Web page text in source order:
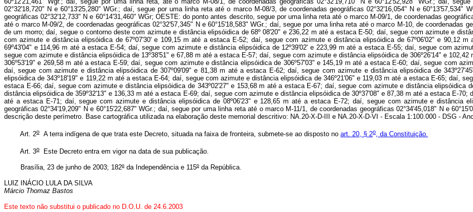
02°32'18,720" N e 60°13'25,280" WGr.; daí, segue por uma linha reta até o marco M-08/3, de coordenadas geográficas 02°32'16,054" N e
geográficas 02°32'12,733" N e 60°14'31,460" WGr; OESTE: do ponto antes descrito, segue por uma linha reta até o marco M-09/1, de coordenadas
até o marco M-09/2, de coordenadas geográficas 02°32'57,345" N e 60°15'18,583" WGr.; daí, segue por uma linha reta até o marco M-10, de coordenadas
de um morro; daí, segue o contorno deste com azimute e distância elipsóidica de 68º 08'20" e 236,22 m até a estaca E-50; daí, segue com azimute e
com azimute e distância elipsóidica de 67º07'30' e 109,15 m até a estaca E-52; daí, segue com azimute e distância elipsóidica de 67º06'02" e 90,12
69º43'04" e 114,96 m até a estaca E-54; daí, segue com azimute e distância elipsóidica de 12º39'02' e 223,99 m até a estaca E-55; daí, segue com
segue com azimute e distância elipsóidica de 13º38'51" e 67,88 m até a estaca E-57; daí, segue com azimute e distância elipsóidica de 306º26'14" e
306º53'19" e 269,58 m até a estaca E-59; daí, segue com azimute e distância elipsóidica de 306º57'03" e 145,19 m até a estaca E-60; daí, segue com
daí, segue com azimute e distância elipsóidica de 307º09'09" e 81,38 m até a estaca E-62; daí, segue com azimute e distância elipsóidica de
elipsóidica de 343º18'19" e 119,22 m até a estaca E-64; daí, segue com azimute e distância elipsóidica de 346º21'06" e 119,03 m até a estaca E-65; daí,
estaca E-66; daí, segue com azimute e distância elipsóidica de 343º02'27" e 153,68 m até a estaca E-67; daí, segue com azimute e distância elipsóidica
distância elipsóidica de 359º32'13" e 136,33 m até a estaca E-69; daí, segue com azimute e distância elipsóidica de 30º37'08" e 87,38 m até a estaca E-
até a estaca E-71; daí, segue com azimute e distância elipsóidica de 08º06'23" e 128,65 m até a estaca E-72; daí, segue com azimute e distância
geográficas 02°34'19,209" N e 60°15'22,687" WGr.; daí, segue por uma linha reta até o marco M-11/1, de coordenadas geográficas 02°34'45,018" N e
descrição deste perímetro. Base cartográfica utilizada na elaboração deste memorial descritivo: NA.20-X-D-III e NA.20-X-D-VI - Escala 1:100.000 - DSG -
Art. 2o A terra indígena de que trata este Decreto, situada na faixa de fronteira, submete-se ao disposto no art. 20, § 2o , da Constituição.
Art. 3o Este Decreto entra em vigor na data de sua publicação.
Brasília, 23 de junho de 2003; 182º da Independência e 115º da República.
LUIZ INÁCIO LULA DA SILVA
Márcio Thomaz Bastos
Este texto não substitui o publicado no D.O.U. de 24.6.2003